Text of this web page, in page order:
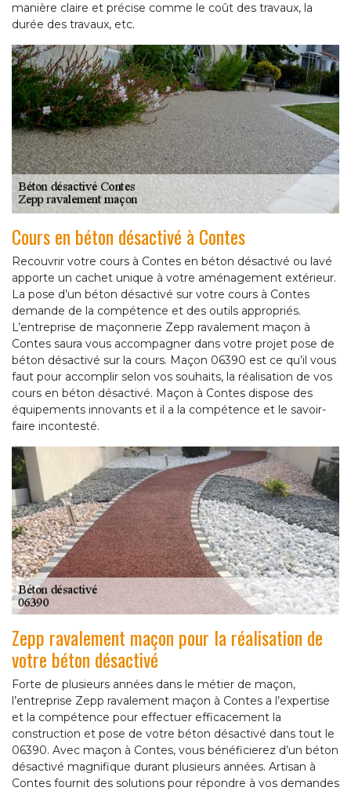
manière claire et précise comme le coût des travaux, la
durée des travaux, etc.
Cours en béton désactivé à Contes
Recouvrir votre cours à Contes en béton désactivé ou lavé
apporte un cachet unique à votre aménagement extérieur.
La pose d’un béton désactivé sur votre cours à Contes
demande de la compétence et des outils appropriés.
L’entreprise de maçonnerie Zepp ravalement maçon à
Contes saura vous accompagner dans votre projet pose de
béton désactivé sur la cours. Maçon 06390 est ce qu’il vous
faut pour accomplir selon vos souhaits, la réalisation de vos
cours en béton désactivé. Maçon à Contes dispose des
équipements innovants et il a la compétence et le savoir-
faire incontesté.
Zepp ravalement maçon pour la réalisation de
votre béton désactivé
Forte de plusieurs années dans le métier de maçon,
l’entreprise Zepp ravalement maçon à Contes a l’expertise
et la compétence pour effectuer efficacement la
construction et pose de votre béton désactivé dans tout le
06390. Avec maçon à Contes, vous bénéficierez d’un béton
désactivé magnifique durant plusieurs années. Artisan à
Contes fournit des solutions pour répondre à vos demandes